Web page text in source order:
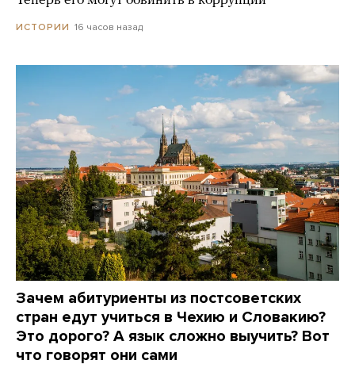
ИСТОРИИ 16 часов назад
Зачем абитуриенты из постсоветских
стран едут учиться в Чехию и Словакию?
Это дорого? А язык сложно выучить? Вот
что говорят они сами